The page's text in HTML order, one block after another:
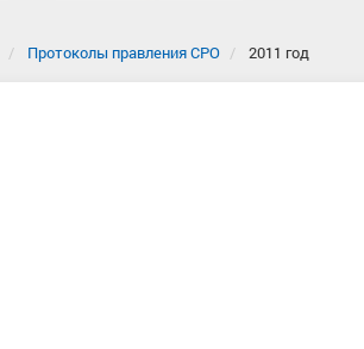
Протоколы правления СРО 2011 год